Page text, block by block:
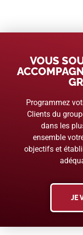
VOUS
Programmez
Clients du
dans les
ensemble
objectifs et
JE